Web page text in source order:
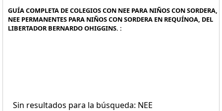
GUÍA COMPLETA DE COLEGIOS CON NEE PARA NIÑOS CON SORDERA,
NEE PERMANENTES PARA NIÑOS CON SORDERA EN REQUÍNOA, DEL
LIBERTADOR BERNARDO OHIGGINS. :
Sin resultados para la búsqueda: NEE